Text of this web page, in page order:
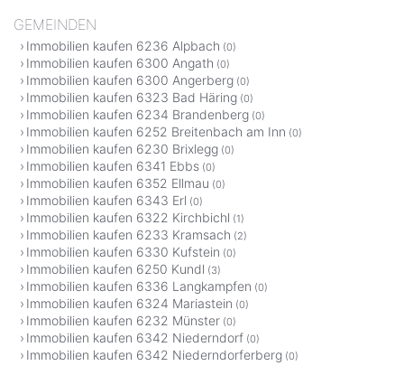
GEMEINDEN
Immobilien kaufen 6236 Alpbach (0)
Immobilien kaufen 6300 Angath (0)
Immobilien kaufen 6300 Angerberg (0)
Immobilien kaufen 6323 Bad Häring (0)
Immobilien kaufen 6234 Brandenberg (0)
Immobilien kaufen 6252 Breitenbach am Inn (0)
Immobilien kaufen 6230 Brixlegg (0)
Immobilien kaufen 6341 Ebbs (0)
Immobilien kaufen 6352 Ellmau (0)
Immobilien kaufen 6343 Erl (0)
Immobilien kaufen 6322 Kirchbichl (1)
Immobilien kaufen 6233 Kramsach (2)
Immobilien kaufen 6330 Kufstein (0)
Immobilien kaufen 6250 Kundl (3)
Immobilien kaufen 6336 Langkampfen (0)
Immobilien kaufen 6324 Mariastein (0)
Immobilien kaufen 6232 Münster (0)
Immobilien kaufen 6342 Niederndorf (0)
Immobilien kaufen 6342 Niederndorferberg (0)